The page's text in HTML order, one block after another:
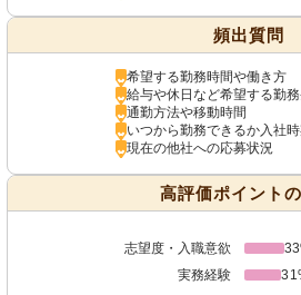
頻出質問
希望する勤務時間や働き方
給与や休日など希望する勤
通勤方法や移動時間
いつから勤務できるか入社
現在の他社への応募状況
高評価ポイント
志望度・入職意欲
実務経験